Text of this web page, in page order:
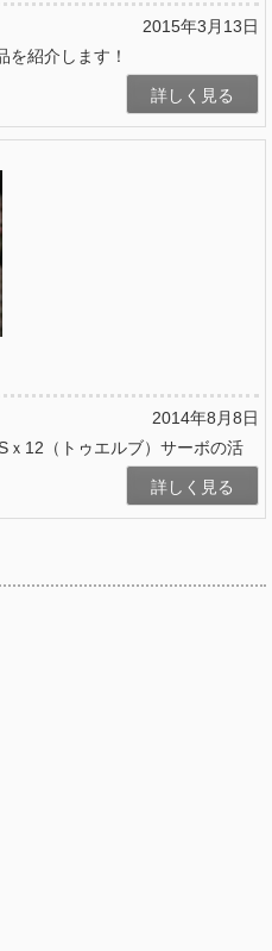
2015年3月13日
を紹介します！
詳しく見る
2014年8月8日
ｘ12（トゥエルブ）サーボの活
詳しく見る